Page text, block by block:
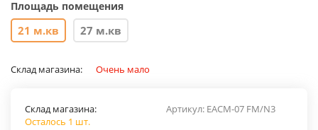
Площадь помещения
21 м.кв 27 м.кв
Склад магазина: Очень мало
Артикул: EACM-07 FM/N3
Склад магазина:
Осталось 1 шт.